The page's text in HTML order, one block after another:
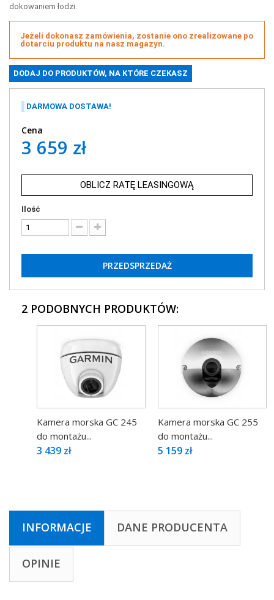
dokowaniem łodzi.
Jeżeli dokonasz zamówienia, zostanie ono zrealizowane po
dotarciu produktu na nasz magazyn.
DARMOWA DOSTAWA!
Cena
3 659 zł
OBLICZ RATĘ LEASINGOWĄ
Ilość
PRZEDSPRZEDAŻ
2 PODOBNYCH PRODUKTÓW:
Kamera morska GC 245
do montażu...
3 439 zł
Kamera morska GC 255
do montażu...
5 159 zł
INFORMACJE DANE PRODUCENTA
OPINIE